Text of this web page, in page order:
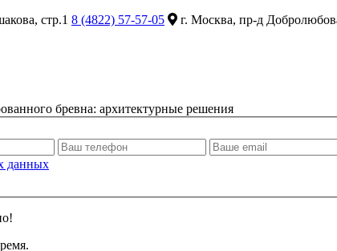
стр.1 8 (4822) 57-57-05 г. Москва, пр-д
бревна: архитектурные решения
данных